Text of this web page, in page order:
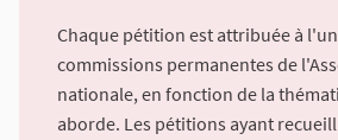
Chaque pétition est attribuée à
commissions permanentes de
nationale, en fonction de la
aborde. Les pétitions ayant